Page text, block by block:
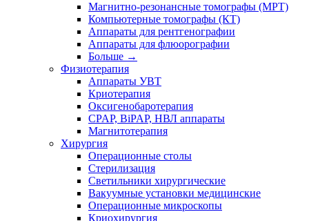
Магнитно-резонансные томографы (МРТ)
Компьютерные томографы (КТ)
Аппараты для рентгенографии
Аппараты для флюорографии
Больше →
Физиотерапия
Аппараты УВТ
Криотерапия
Оксигенобаротерапия
CPAP, BiPAP, НВЛ аппараты
Магнитотерапия
Хирургия
Операционные столы
Стерилизация
Светильники хирургические
Вакуумные установки медицинские
Операционные микроскопы
Криохирургия